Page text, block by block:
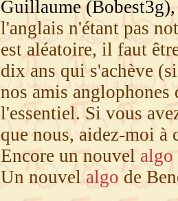
Guillaume
l'anglais n'étant pas
est aléatoire, il faut
dix ans qui s'achève
nos amis anglophones
l'essentiel. Si vous
que nous, aidez-moi
Encore un nouvel algo
Un nouvelalgo de